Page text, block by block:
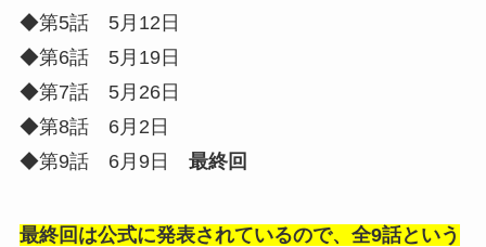
◆第5話 5月12日
◆第6話 5月19日
◆第7話 5月26日
◆第8話 6月2日
◆第9話 6月9日 最終回
最終回は公式に発表されているので、全9話という